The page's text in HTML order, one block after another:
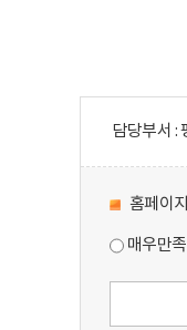
담당부서 :
홈페이
매우만족